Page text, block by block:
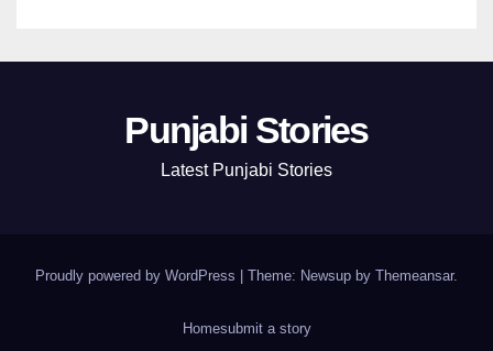
Punjabi Stories
Latest Punjabi Stories
Proudly powered by WordPress Theme: Newsup by Themeansar.
Homesubmit a story